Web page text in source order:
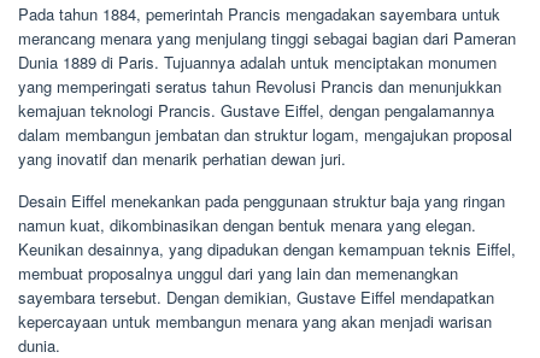
Pada tahun 1884, pemerintah Prancis mengadakan sayembara untuk
merancang menara yang menjulang tinggi sebagai bagian dari Pameran
Dunia 1889 di Paris. Tujuannya adalah untuk menciptakan monumen
yang memperingati seratus tahun Revolusi Prancis dan menunjukkan
kemajuan teknologi Prancis. Gustave Eiffel, dengan pengalamannya
dalam membangun jembatan dan struktur logam, mengajukan proposal
yang inovatif dan menarik perhatian dewan juri.
Desain Eiffel menekankan pada penggunaan struktur baja yang ringan
namun kuat, dikombinasikan dengan bentuk menara yang elegan.
Keunikan desainnya, yang dipadukan dengan kemampuan teknis Eiffel,
membuat proposalnya unggul dari yang lain dan memenangkan
sayembara tersebut. Dengan demikian, Gustave Eiffel mendapatkan
kepercayaan untuk membangun menara yang akan menjadi warisan
dunia.